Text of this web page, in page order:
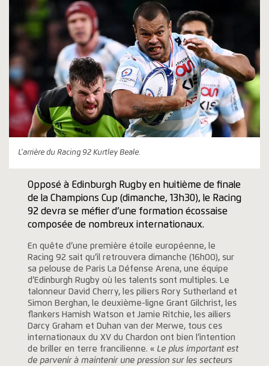
L'arrière du Racing 92 Kurtley Beale.
Opposé à Edinburgh Rugby en huitième de finale
de la Champions Cup (dimanche, 13h30), le Racing
92 devra se méfier d’une formation écossaise
composée de nombreux internationaux.
En quête d’une première étoile européenne, le
Racing 92 sait qu’il retrouvera dimanche (16h00), sur
sa pelouse de Paris La Défense Arena, une équipe
d’Edinburgh Rugby où les talents sont multiples. Le
talonneur David Cherry, les piliers Rory Sutherland et
Simon Berghan, le deuxième-ligne Grant Gilchrist, les
flankers Hamish Watson et Jamie Ritchie, les ailiers
Darcy Graham et Duhan van der Merwe, tous ces
internationaux du XV du Chardon ont bien l’intention
de briller en terre francilienne. « Le plus important est
de parvenir à maintenir une pression sur les secteurs